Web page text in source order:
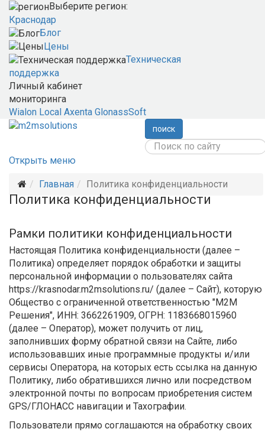
Выберите регион:
Краснодар
Блог
Цены
Техническая
поддержка
Личный кабинет
мониторинга
Wialon Local Axenta GlonassSoft
поиск
Открыть меню
Главная Политика конфиденциальности
Политика конфиденциальности
Рамки политики конфиденциальности
Настоящая Политика конфиденциальности (далее –
Политика) определяет порядок обработки и защиты
персональной информации о пользователях сайта
https://krasnodar.m2msolutions.ru/ (далее – Сайт), которую
Общество с ограниченной ответственностью "М2М
Решения", ИНН: 3662261909, ОГРН: 1183668015960
(далее – Оператор), может получить от лиц,
заполнивших форму обратной связи на Сайте, либо
использовавших иные программные продукты и/или
сервисы Оператора, на которых есть ссылка на данную
Политику, либо обратившихся лично или посредством
электронной почты по вопросам приобретения систем
GPS/ГЛОНАСС навигации и Тахографии.
Пользователи прямо соглашаются на обработку своих